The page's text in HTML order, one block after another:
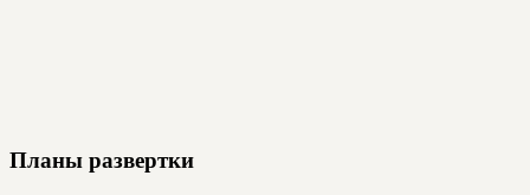
Планы развертки